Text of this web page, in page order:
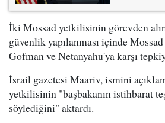
İki Mossad yetkilisinin görevden
güvenlik yapılanması içinde
Gofman ve Netanyahu'ya karşı
İsrail gazetesi Maariv, ismini
yetkilisinin "başbakanın istihbarat
söylediğini" aktardı.